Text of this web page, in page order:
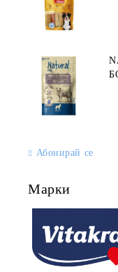
Абонирай се
Марки